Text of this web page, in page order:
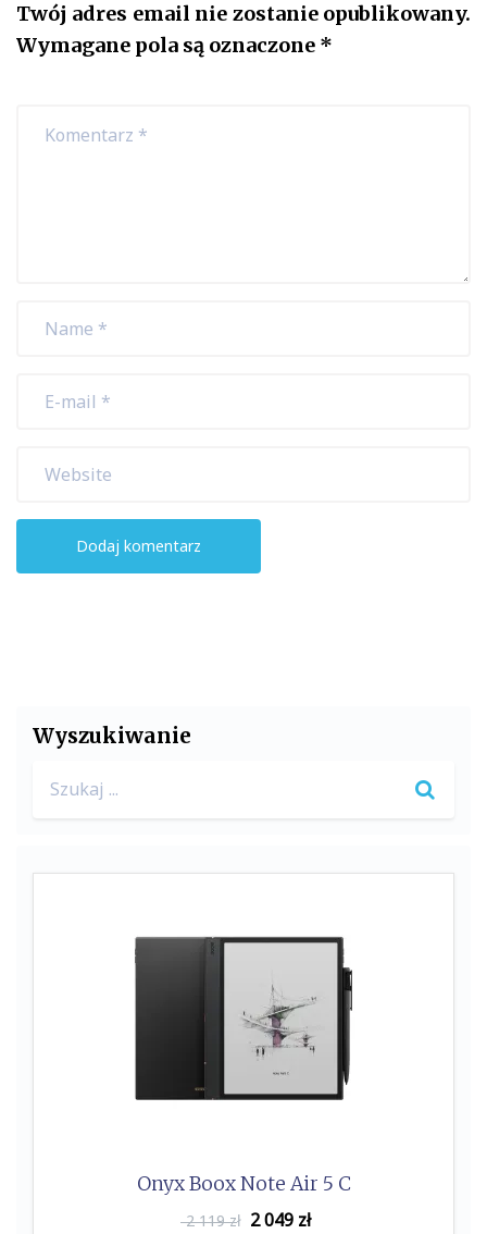
Twój adres email nie zostanie opublikowany.
Wymagane pola są oznaczone *
Wyszukiwanie
for:
Onyx Boox Note Air 5 C
2 119 zł 2 049zł